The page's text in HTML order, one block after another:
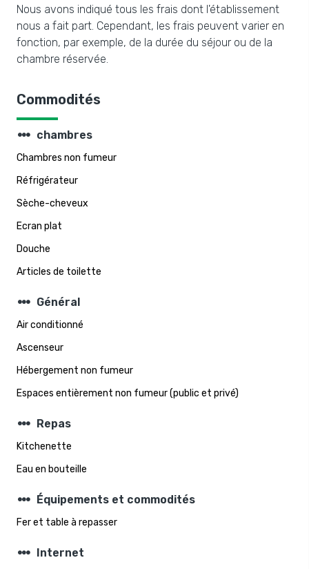
Nous avons indiqué tous les frais dont l'établissement
nous a fait part. Cependant, les frais peuvent varier en
fonction, par exemple, de la durée du séjour ou de la
chambre réservée.
Commodités
steppers chambres
Chambres non fumeur
Réfrigérateur
Sèche-cheveux
Ecran plat
Douche
Articles de toilette
steppers Général
Air conditionné
Ascenseur
Hébergement non fumeur
Espaces entièrement non fumeur (public et privé)
steppers Repas
Kitchenette
Eau en bouteille
steppers Équipements et commodités
Fer et table à repasser
steppers Internet